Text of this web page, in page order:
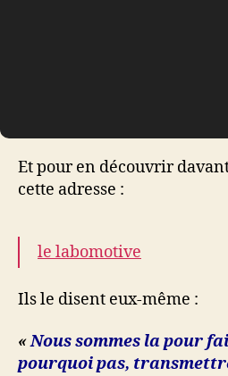
Et pour en découvrir
cette adresse :
le labomotive
Ils le disent eux-même :
«Nous sommes la pour
pourquoi pas,